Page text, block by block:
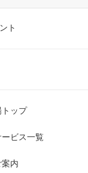
ト
ップ
ビス一覧
内